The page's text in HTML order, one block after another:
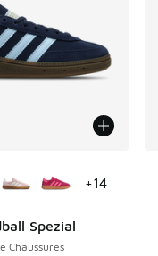
Spezial
Chaussures
+14